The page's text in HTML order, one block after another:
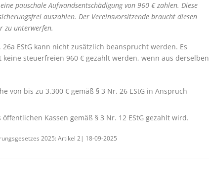
pauschale Aufwandsentschädigung von 960 € zahlen. Diese
auszahlen. Der Vereinsvorsitzende braucht diesen
zu unterwerfen.
EStG kann nicht zusätzlich beansprucht werden. Es
steuerfreien 960 € gezahlt werden, wenn aus derselben
von bis zu 3.300 € gemäß § 3 Nr. 26 EStG in Anspruch
Kassen gemäß § 3 Nr. 12 EStG gezahlt wird.
2025: Artikel 2| 18-09-2025